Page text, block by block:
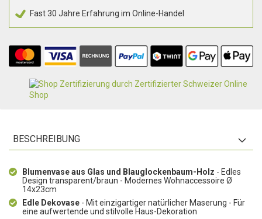
Fast 30 Jahre Erfahrung im Online-Handel
BESCHREIBUNG
Blumenvase aus Glas und Blauglockenbaum-Holz - Edles
Design transparent/braun - Modernes Wohnaccessoire Ø
14x23cm
Edle Dekovase - Mit einzigartiger natürlicher Maserung - Für
eine aufwertende und stilvolle Haus-Dekoration